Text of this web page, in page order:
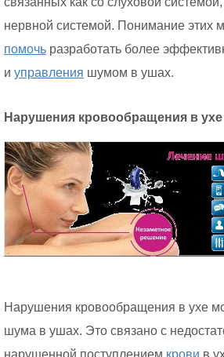
нервной системой. Понимание этих
помочь разработать более
и управления шумом в ушах.
Нарушения кровообращения в ухе
Нарушения кровообращения в ухе
шума в ушах. Это связано с